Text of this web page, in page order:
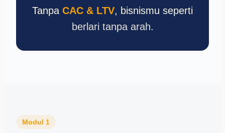
Tanpa CAC & LTV, bisnismu seperti
berlari tanpa arah.
Modul 1